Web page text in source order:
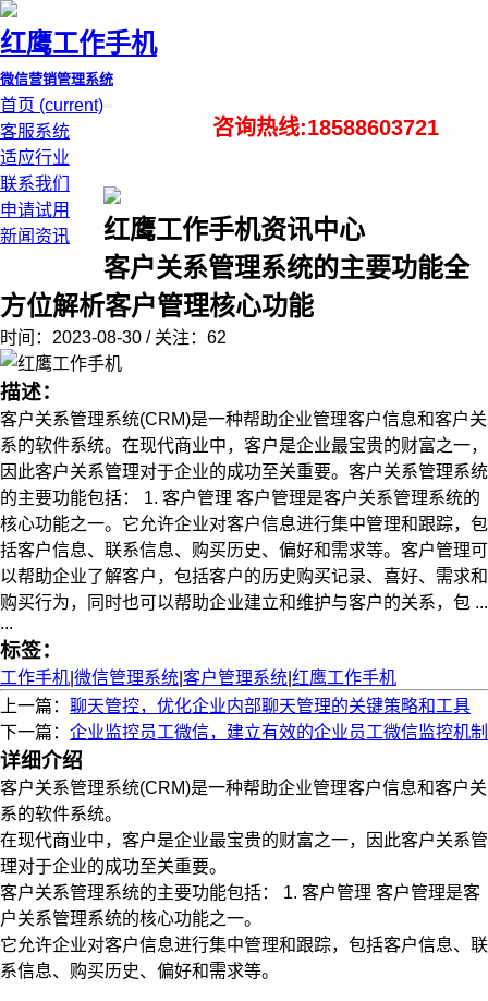
红鹰工作手机
微信营销管理系统
首页 (current)
客服系统
适应行业
联系我们
申请试用
新闻资讯
咨询热线:18588603721
红鹰工作手机资讯中心
客户关系管理系统的主要功能全
方位解析客户管理核心功能
时间：2023-08-30 / 关注：62
描述：
客户关系管理系统(CRM)是一种帮助企业管理客户信息和客户关
系的软件系统。在现代商业中，客户是企业最宝贵的财富之一，
因此客户关系管理对于企业的成功至关重要。客户关系管理系统
的主要功能包括： 1. 客户管理 客户管理是客户关系管理系统的
核心功能之一。它允许企业对客户信息进行集中管理和跟踪，包
括客户信息、联系信息、购买历史、偏好和需求等。客户管理可
以帮助企业了解客户，包括客户的历史购买记录、喜好、需求和
购买行为，同时也可以帮助企业建立和维护与客户的关系，包 ...
...
标签：
工作手机 微信管理系统 客户管理系统 红鹰工作手机
上一篇： 聊天管控，优化企业内部聊天管理的关键策略和工具
下一篇： 企业监控员工微信，建立有效的企业员工微信监控机制
详细介绍
客户关系管理系统(CRM)是一种帮助企业管理客户信息和客户关
系的软件系统。
在现代商业中，客户是企业最宝贵的财富之一，因此客户关系管
理对于企业的成功至关重要。
客户关系管理系统的主要功能包括： 1. 客户管理 客户管理是客
户关系管理系统的核心功能之一。
它允许企业对客户信息进行集中管理和跟踪，包括客户信息、联
系信息、购买历史、偏好和需求等。